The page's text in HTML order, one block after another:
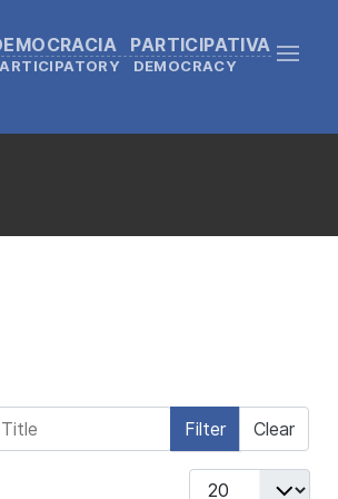
PARTICIPATIVA
DEMOCRACY
Filter Clear
Display #